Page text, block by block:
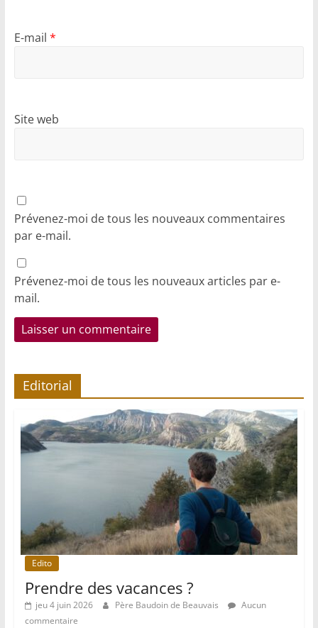
E-mail *
Site web
Prévenez-moi de tous les nouveaux commentaires
par e-mail.
Prévenez-moi de tous les nouveaux articles par e-
mail.
Editorial
Edito
Prendre des vacances ?
jeu 4 juin 2026 Père Baudoin de Beauvais
Aucun
commentaire